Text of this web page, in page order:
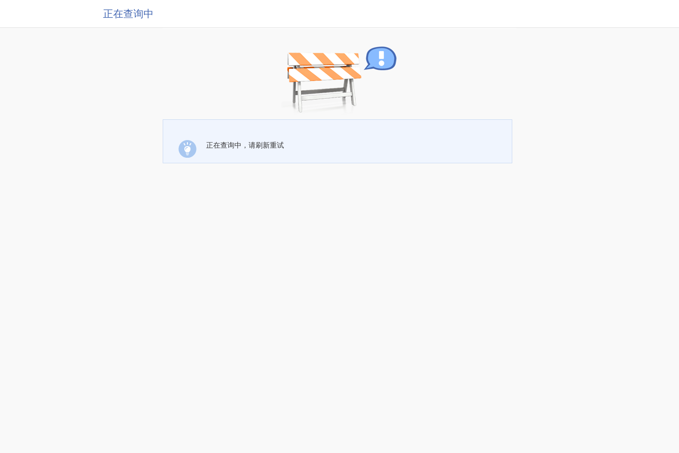
正在查询中
正在查询中，请刷新重试